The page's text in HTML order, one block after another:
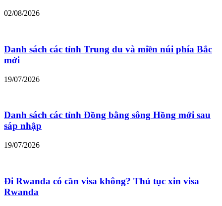
02/08/2026
Danh sách các tỉnh Trung du và miền núi phía Bắc
mới
19/07/2026
Danh sách các tỉnh Đồng bằng sông Hồng mới sau
sáp nhập
19/07/2026
Đi Rwanda có cần visa không? Thủ tục xin visa
Rwanda